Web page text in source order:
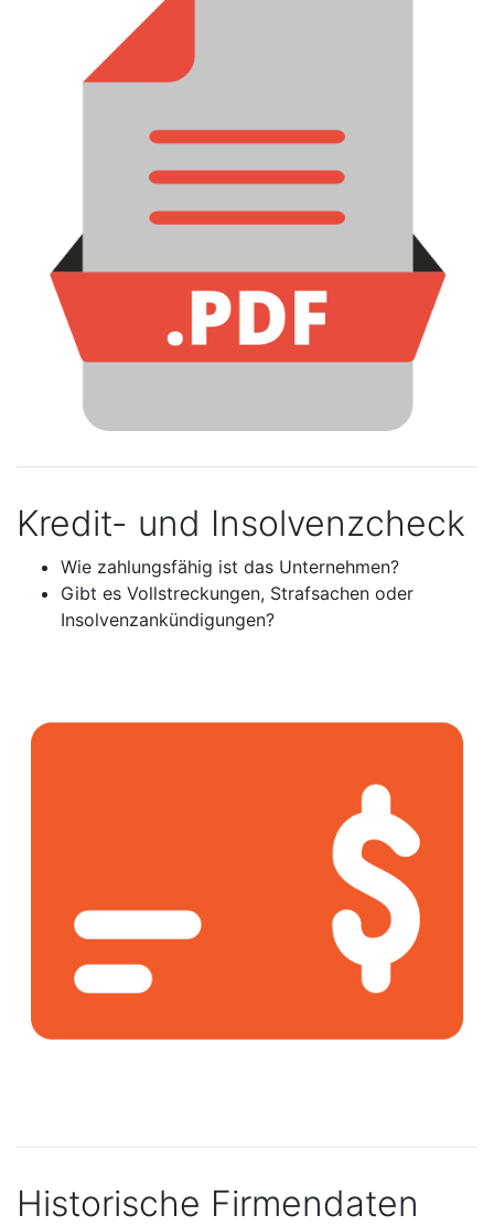
Kredit- und Insolvenzcheck
Wie zahlungsfähig ist das Unternehmen?
Gibt es Vollstreckungen, Strafsachen oder
Insolvenzankündigungen?
Historische Firmendaten